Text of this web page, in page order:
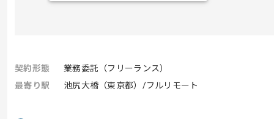
契約形態
業務委託（フリーランス）
最寄り駅
池尻大橋（東京都）/フルリモート